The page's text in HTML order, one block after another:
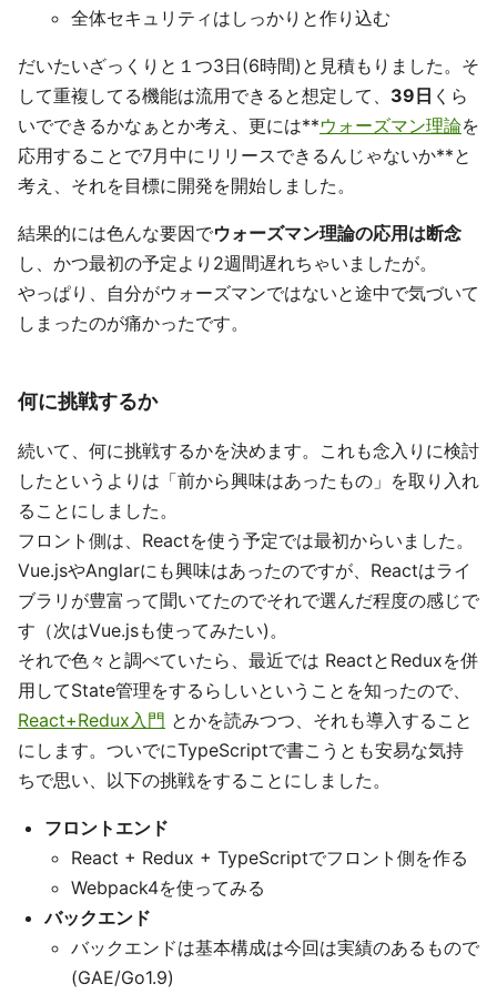
全体セキュリティはしっかりと作り込む
だいたいざっくりと１つ3日(6時間)と見積もりました。そ
して重複してる機能は流用できると想定して、 39日 くら
いでできるかなぁとか考え、更には**ウォーズマン理論を
応用することで7月中にリリースできるんじゃないか**と
考え、それを目標に開発を開始しました。
結果的には色んな要因でウォーズマン理論の応用は断念
し、かつ最初の予定より2週間遅れちゃいましたが。
やっぱり、自分がウォーズマンではないと途中で気づいて
しまったのが痛かったです。
何に挑戦するか
続いて、何に挑戦するかを決めます。これも念入りに検討
したというよりは「前から興味はあったもの」を取り入れ
ることにしました。
フロント側は、Reactを使う予定では最初からいました。
Vue.jsやAnglarにも興味はあったのですが、Reactはライ
ブラリが豊富って聞いてたのでそれで選んだ程度の感じで
す（次はVue.jsも使ってみたい)。
それで色々と調べていたら、最近では ReactとReduxを併
用してState管理をするらしいということを知ったので、
React+Redux入門 とかを読みつつ、それも導入すること
にします。ついでにTypeScriptで書こうとも安易な気持
ちで思い、以下の挑戦をすることにしました。
フロントエンド
React + Redux + TypeScriptでフロント側を作る
Webpack4を使ってみる
バックエンド
バックエンドは基本構成は今回は実績のあるもので
(GAE/Go1.9)